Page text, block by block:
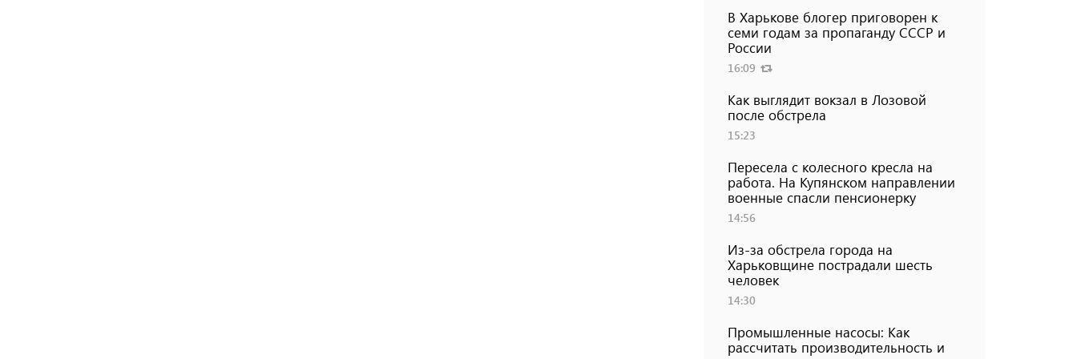
В Харькове блогер приговорен к
семи годам за пропаганду СССР и
России
16:09
Как выглядит вокзал в Лозовой
после обстрела
15:23
Пересела с колесного кресла на
работа. На Купянском направлении
военные спасли пенсионерку
14:56
Из-за обстрела города на
Харьковщине пострадали шесть
человек
14:30
Промышленные насосы: Как
рассчитать производительность и